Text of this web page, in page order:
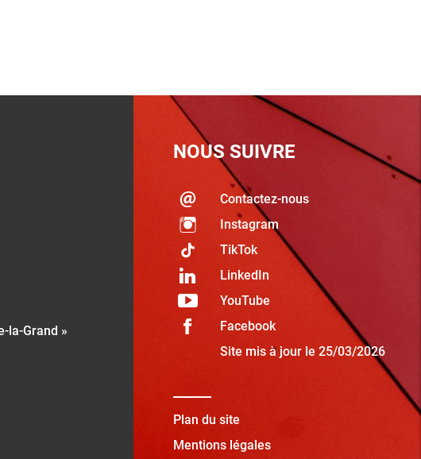
la-Grand »
NOUS SUIVRE
Contactez-nous
Instagram
TikTok
LinkedIn
YouTube
Facebook
Site mis à jour le 25/03/2026
Plan du site
Mentions légales